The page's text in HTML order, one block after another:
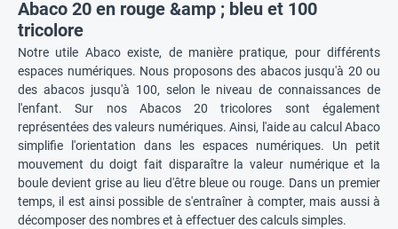
Abaco 20 en rouge &amp ; bleu et 100
tricolore
Notre utile Abaco existe, de manière pratique, pour différents
espaces numériques. Nous proposons des abacos jusqu'à 20 ou
des abacos jusqu'à 100, selon le niveau de connaissances de
l'enfant. Sur nos Abacos 20 tricolores sont également
représentées des valeurs numériques. Ainsi, l'aide au calcul Abaco
simplifie l'orientation dans les espaces numériques. Un petit
mouvement du doigt fait disparaître la valeur numérique et la
boule devient grise au lieu d'être bleue ou rouge. Dans un premier
temps, il est ainsi possible de s'entraîner à compter, mais aussi à
décomposer des nombres et à effectuer des calculs simples.